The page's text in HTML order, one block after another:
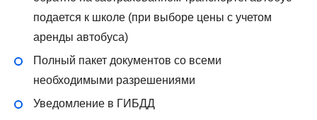
подается к школе (при выборе цены с учетом
аренды автобуса)
Полный пакет документов со всеми
необходимыми разрешениями
Уведомление в ГИБДД